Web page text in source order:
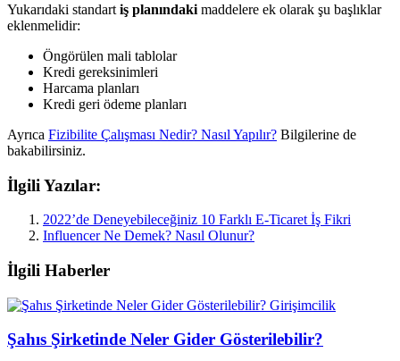
Yukarıdaki standart iş planındaki maddelere ek olarak şu başlıklar
eklenmelidir:
Öngörülen mali tablolar
Kredi gereksinimleri
Harcama planları
Kredi geri ödeme planları
Ayrıca Fizibilite Çalışması Nedir? Nasıl Yapılır? Bilgilerine de
bakabilirsiniz.
İlgili Yazılar:
2022’de Deneyebileceğiniz 10 Farklı E-Ticaret İş Fikri
Influencer Ne Demek? Nasıl Olunur?
İlgili Haberler
Girişimcilik
Şahıs Şirketinde Neler Gider Gösterilebilir?